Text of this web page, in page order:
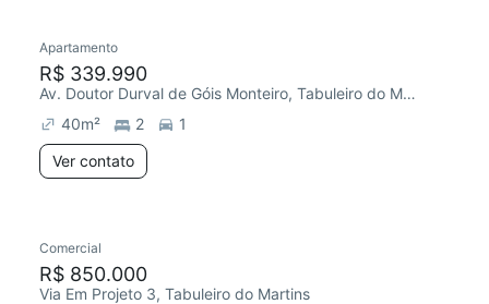
Redecorar
Apartamento
R$ 339.990
Av. Doutor Durval de Góis Monteiro, Tabuleiro do Martins
40m² 2
1
Ver contato
Comercial
R$ 850.000
Via Em Projeto 3, Tabuleiro do Martins